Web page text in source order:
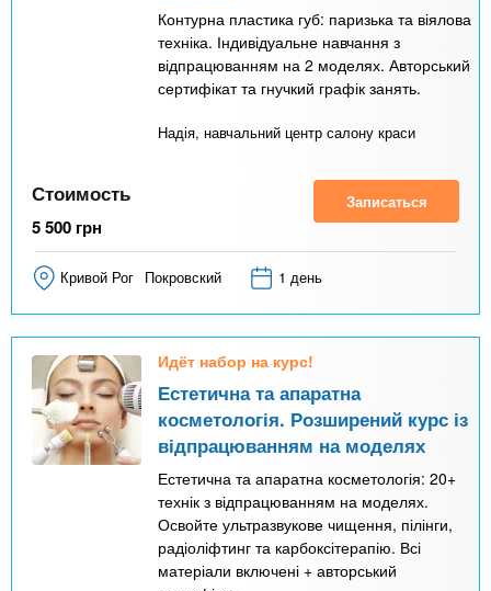
Контурна пластика губ: паризька та віялова
техніка. Індивідуальне навчання з
відпрацюванням на 2 моделях. Авторський
сертифікат та гнучкий графік занять.
Надія, навчальний центр салону краси
Стоимость
5 500 грн
Записаться
Кривой Рог Покровский 1 день
Идёт набор на курс!
Естетична та апаратна
косметологія. Розширений курс із
відпрацюванням на моделях
Естетична та апаратна косметологія: 20+
технік з відпрацюванням на моделях.
Освойте ультразвукове чищення, пілінги,
радіоліфтинг та карбоксітерапію. Всі
матеріали включені + авторський